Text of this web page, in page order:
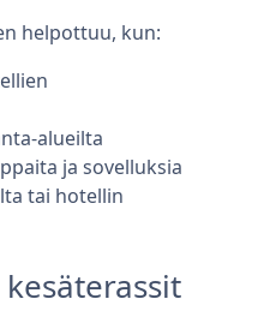
helpottuu, kun:
alueilta
ja sovelluksia
tai hotellin